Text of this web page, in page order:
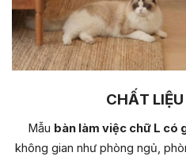
CHẤT
Mẫu bàn làm việc chữ L có
không gian như phòng ngủ,